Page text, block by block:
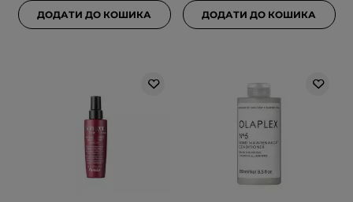
ДОДАТИ ДО КОШИКА ДОДАТИ ДО КОШИКА